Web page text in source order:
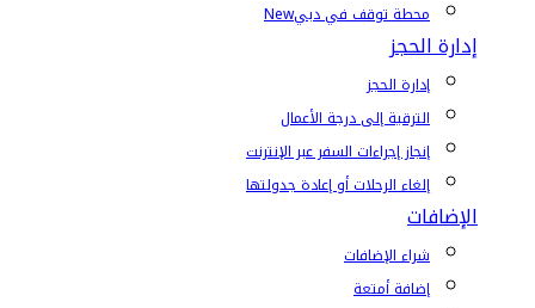
محطة توقف في دبيNew
إدارة الحجز
إدارة الحجز
الترقية إلى درجة الأعمال
إنجاز إجراءات السفر عبر الإنترنت
إلغاء الرحلات أو إعادة جدولتها
الإضافات
شراء الإضافات
إضافة أمتعة